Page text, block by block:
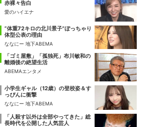
赤裸々告白
愛のハイエナ
“体重72キロの北川景子”ぽっちゃり
体型公表の理由
ななにー 地下ABEMA
「ゴミ屋敷」「孤独死」布川敏和の
離婚後の絶望生活
ABEMAエンタメ
小学生ギャル（12歳）の登校姿＆す
っぴんに衝撃
ななにー 地下ABEMA
「人殺す以外は全部やってきた」総
長時代を公開した人気芸人